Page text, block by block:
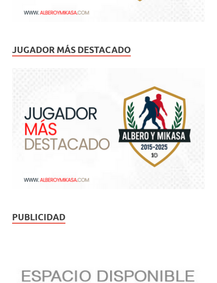
JUGADOR MÁS DESTACADO
PUBLICIDAD